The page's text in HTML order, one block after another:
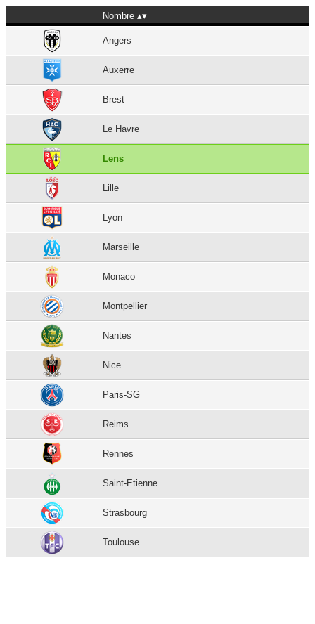
Nombre
Angers
Auxerre
Brest
Le Havre
Lens
Lille
Lyon
Marseille
Monaco
Montpellier
Nantes
Nice
Paris-SG
Reims
Rennes
Saint-Etienne
Strasbourg
Toulouse